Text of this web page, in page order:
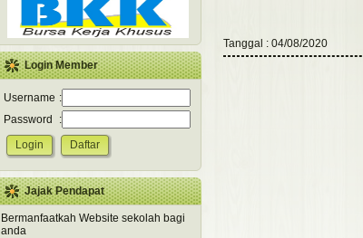
Login Member
Username :
Password
:
Jajak Pendapat
Bermanfaatkah Website sekolah bagi
anda
Tanggal : 04/08/2020